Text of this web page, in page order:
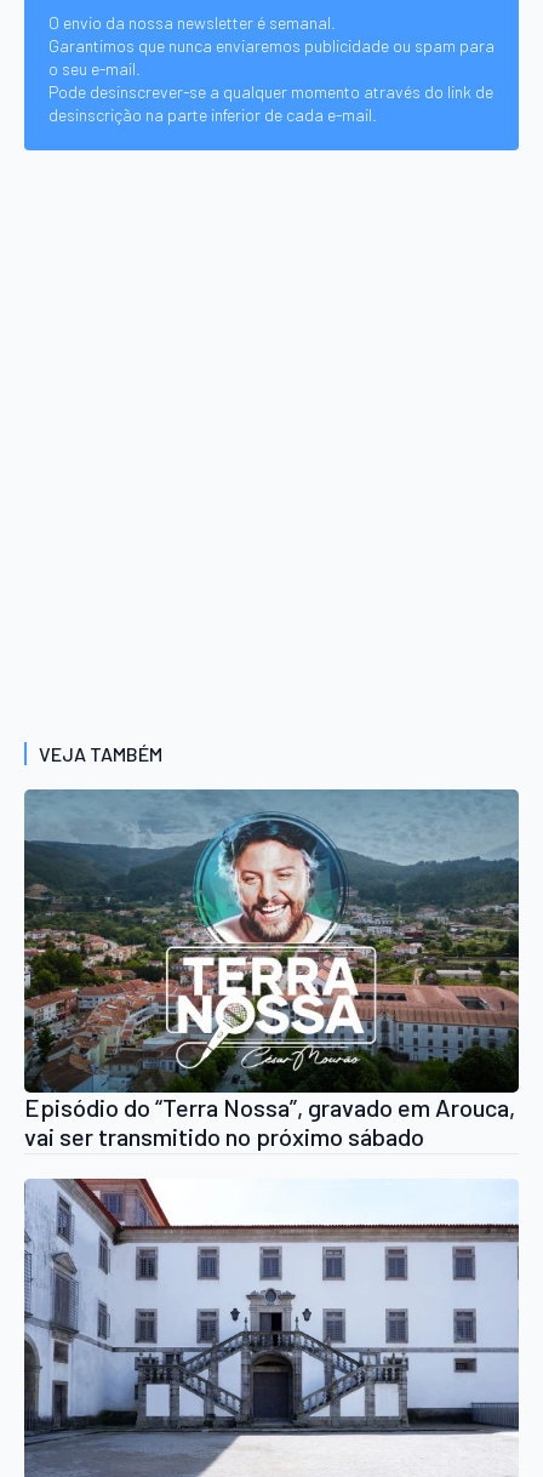
O envio da nossa newsletter é semanal.
Garantimos que nunca enviaremos publicidade ou spam para
o seu e-mail.
Pode desinscrever-se a qualquer momento através do link de
desinscrição na parte inferior de cada e-mail.
VEJA TAMBÉM
Episódio do “Terra Nossa”, gravado em Arouca,
vai ser transmitido no próximo sábado